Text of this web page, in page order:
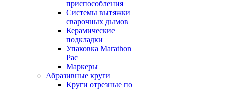
приспособления
Системы вытяжки
сварочных дымов
Керамические
подкладки
Упаковка Marathon
Pac
Маркеры
Абразивные круги
Круги отрезные по